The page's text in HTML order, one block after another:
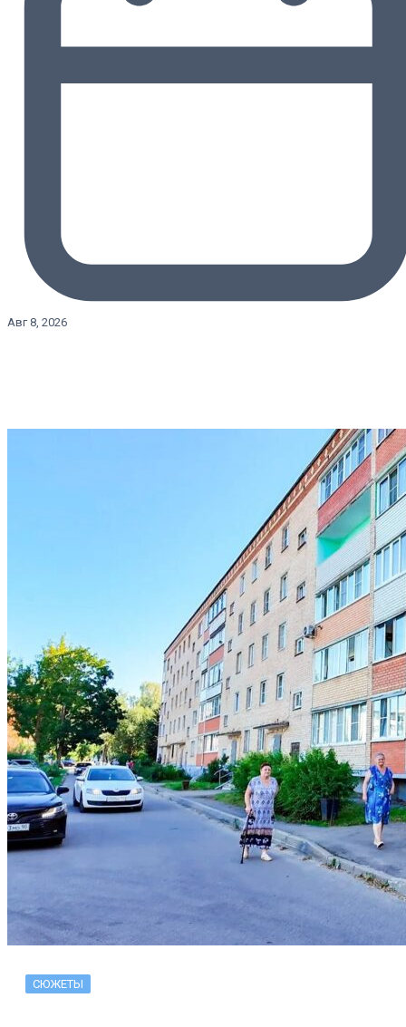
Авг 8, 2026
СЮЖЕТЫ